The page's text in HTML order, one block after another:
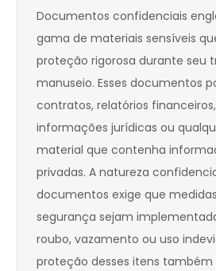
Documentos confidenciais
gama de materiais sensíveis
proteção rigorosa durante seu
manuseio. Esses documentos
contratos, relatórios
informações jurídicas ou
material que contenha
privadas. A natureza
documentos exige que
segurança sejam
roubo, vazamento ou uso
proteção desses itens também